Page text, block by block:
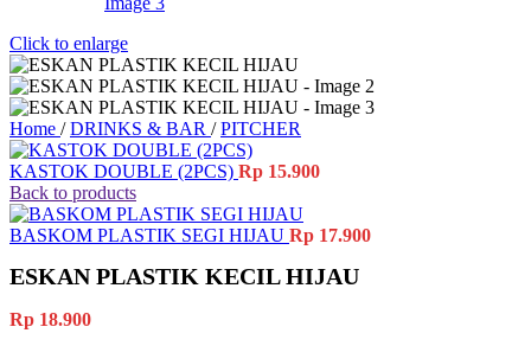
Click to enlarge
Home / DRINKS & BAR / PITCHER
KASTOK DOUBLE (2PCS) Rp 15.900
Back to products
BASKOM PLASTIK SEGI HIJAU Rp 17.900
ESKAN PLASTIK KECIL HIJAU
Rp 18.900